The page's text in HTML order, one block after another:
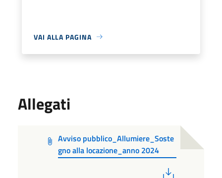
VAI ALLA PAGINA
Allegati
Avviso pubblico_Allumiere_Soste
gno alla locazione_anno 2024